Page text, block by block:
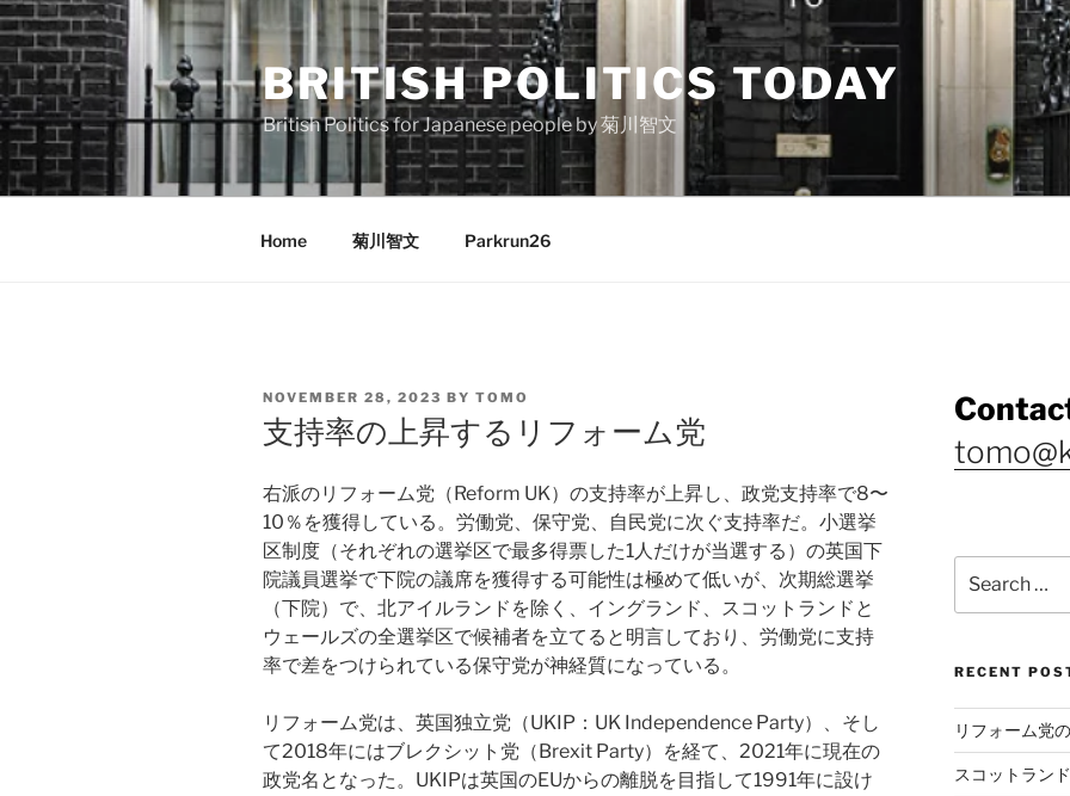
Skip
to
content
BRITISH POLITICS TODAY
British Politics for Japanese people by 菊川智文
Home 菊川智文 Parkrun26
POSTED
ON
NOVEMBER 28, 2023 BY TOMO
支持率の上昇するリフォーム党
右派のリフォーム党（Reform UK）の支持率が上昇し、政党支持率で8〜
10％を獲得している。労働党、保守党、自民党に次ぐ支持率だ。小選挙
区制度（それぞれの選挙区で最多得票した1人だけが当選する）の英国下
院議員選挙で下院の議席を獲得する可能性は極めて低いが、次期総選挙
（下院）で、北アイルランドを除く、イングランド、スコットランドと
ウェールズの全選挙区で候補者を立てると明言しており、労働党に支持
率で差をつけられている保守党が神経質になっている。
リフォーム党は、英国独立党（UKIP：UK Independence Party）、そし
て2018年にはブレクシット党（Brexit Party）を経て、2021年に現在の
政党名となった。UKIPは英国のEUからの離脱を目指して1991年に設け
for:
RECENT
リフォーム党
スコットラン